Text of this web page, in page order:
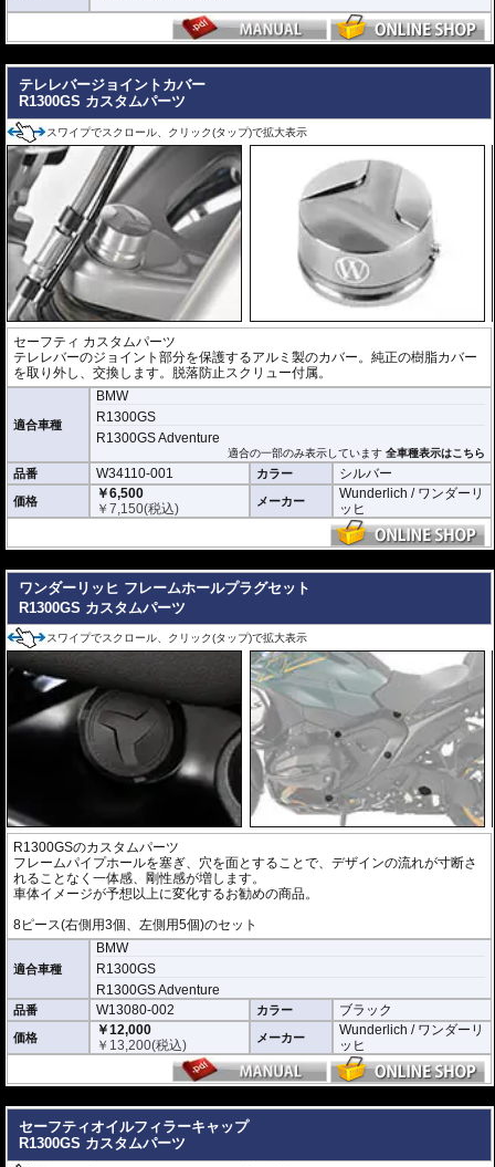
テレレバージョイントカバー
R1300GS カスタムパーツ
スワイプでスクロール、クリック(タップ)で拡大表示
セーフティ カスタムパーツ
テレレバーのジョイント部分を保護するアルミ製のカバー。純正の樹脂カバー
を取り外し、交換します。脱落防止スクリュー付属。
適合車種
BMW
R1300GS
R1300GS Adventure
適合の一部のみ表示しています全車種表示はこちら
品番 W34110-001 カラー シルバー
価格
￥6,500
￥7,150(税込) メーカー
Wunderlich / ワンダーリ
ッヒ
ワンダーリッヒ フレームホールプラグセット
R1300GS カスタムパーツ
スワイプでスクロール、クリック(タップ)で拡大表示
R1300GSのカスタムパーツ
フレームパイプホールを塞ぎ、穴を面とすることで、デザインの流れが寸断さ
れることなく一体感、剛性感が増します。
車体イメージが予想以上に変化するお勧めの商品。
8ピース(右側用3個、左側用5個)のセット
適合車種
BMW
R1300GS
R1300GS Adventure
品番 W13080-002 カラー ブラック
価格
￥12,000
￥ 13,200(税込) メーカー
Wunderlich / ワンダーリ
ッヒ
セーフティオイルフィラーキャップ
R1300GS カスタムパーツ